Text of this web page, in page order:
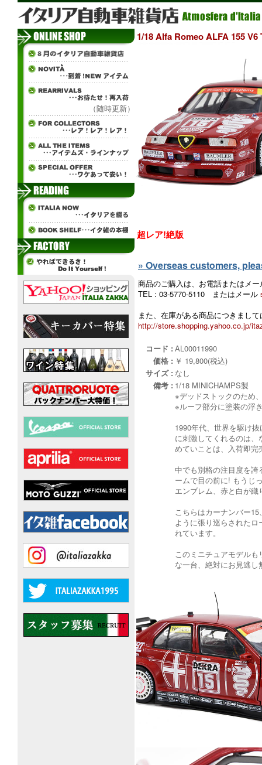
（随時更新）
1/18 Alfa Romeo ALFA 155
超レア!絶版
» Overseas customers,
商品のご購入は、お電話またはメ
TEL : 03-5770-5110 またはメール
また、在庫がある商品につきまし
http://store.shopping.yahoo.co.jp/
コード : AL00011990
価格 : ￥ 19,800(税込)
サイズ : なし
備考 : 1/18 MINICHAMPS製
※デッドストックのため
※ルーフ部分に塗装の浮
1990年代、世界を駆け
に刺激してくれるのは
めていことは、入荷即
中でも別格の注目度を
ームで目の前に! もうじ
エンブレム、赤と白が
こちらはカーナンバー
ように張り巡らされた
れています。
このミニチュアモデル
な一台、絶対にお見逃し